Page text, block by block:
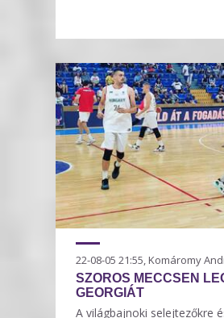
22-08-05 21:55, Komáromy
SZOROS MECCSEN
GEORGIÁT
A világbajnoki selejtezőkre